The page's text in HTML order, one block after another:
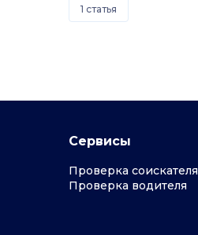
1 статья
Сервисы
Проверка соискателя
Проверка водителя